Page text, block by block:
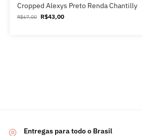
Cropped Alexys Preto Renda Chantilly
R$67,00 R$43,00
Entregas para todo o Brasil